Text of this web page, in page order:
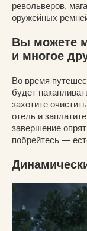
револьверов,
оружейных
Вы можете
и многое
Во время
будет
захотите
отель и
завершение
побрейтесь —